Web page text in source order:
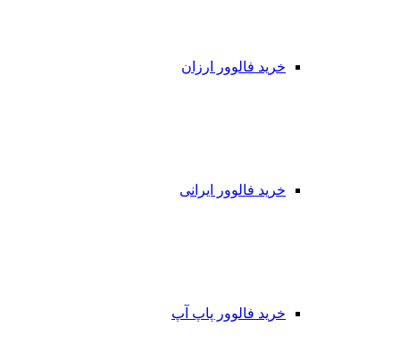
خرید فالوور ارزان
خرید فالوور ایرانی
خرید فالوور پاپ آپ